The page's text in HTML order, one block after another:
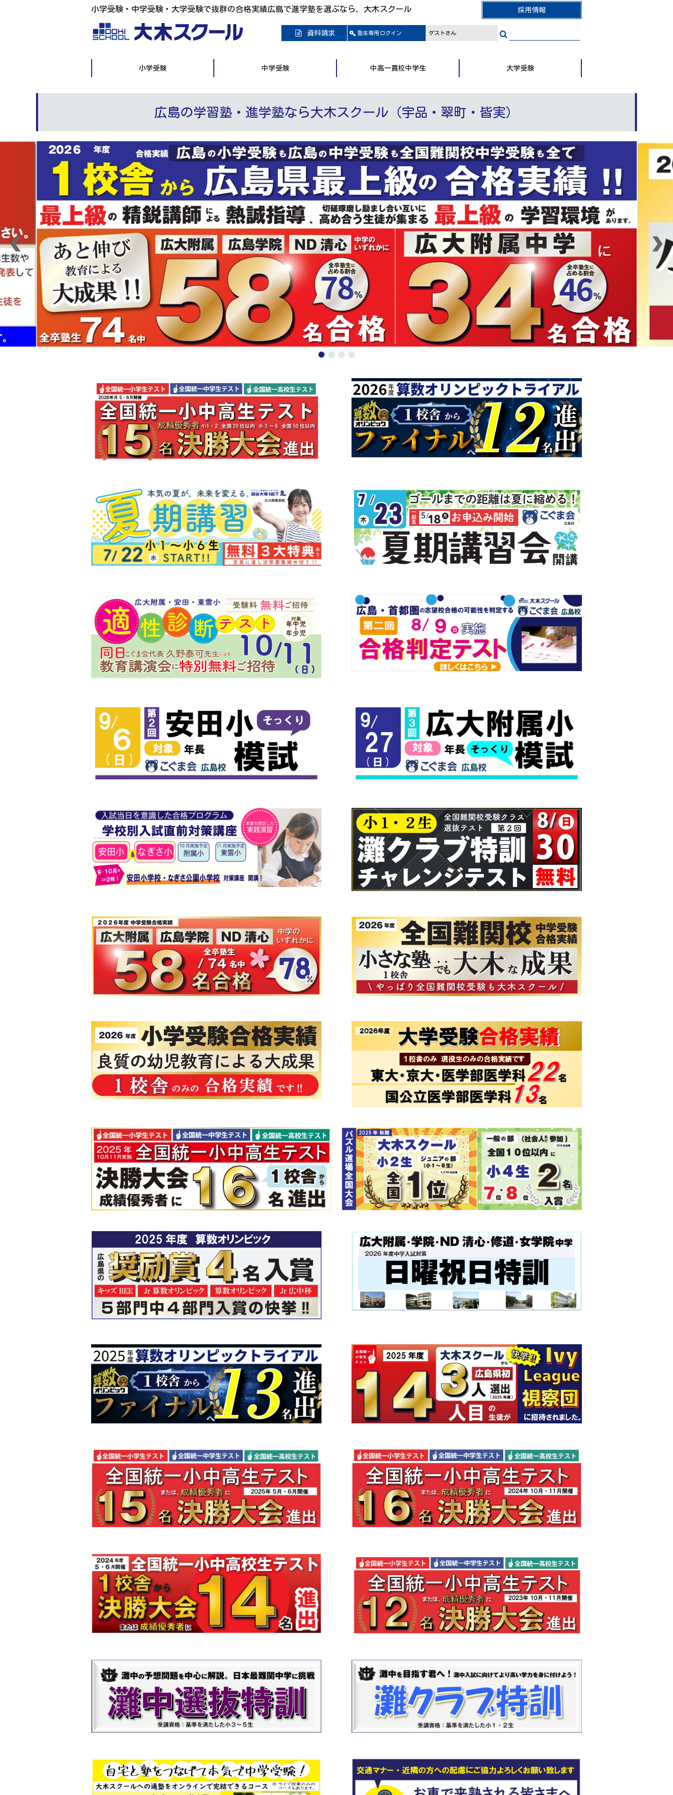
採用情報
小学受験・中学受験・大学受験で抜群の合格実績広島で進学塾を選ぶなら、大木スクール
塾生専用 ログイン ゲストさん
資料請求
小学受験 中学受験 中高一貫校中学生 大学受験
広島の学習塾・進学塾なら大木スクール（宇品・翠町・皆実）